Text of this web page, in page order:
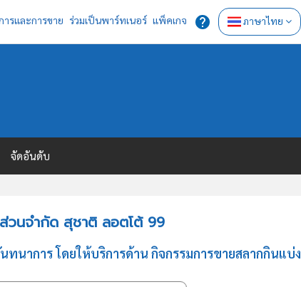
ารและการขาย ร่วมเป็นพาร์ทเนอร์ แพ็คเกจ ภาษาไทย
จัดอันดับ
ส่วนจำกัด สุชาติ ลอตโต้ 99
นาการ โดยให้บริการด้าน กิจกรรมการขายสลากกินแบ่ง